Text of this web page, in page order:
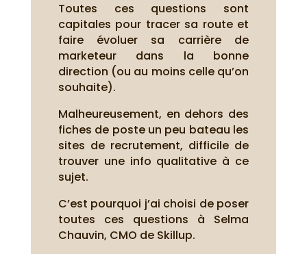
Toutes ces questions sont
capitales pour tracer sa route et
faire évoluer sa carrière de
marketeur dans la bonne
direction (ou au moins celle qu’on
souhaite).
Malheureusement, en dehors des
fiches de poste un peu bateau les
sites de recrutement, difficile de
trouver une info qualitative à ce
sujet.
C’est pourquoi j’ai choisi de poser
toutes ces questions à Selma
Chauvin, CMO de Skillup.